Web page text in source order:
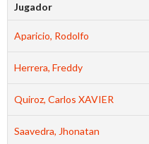
Jugador
Aparicio, Rodolfo
Herrera, Freddy
Quiroz, Carlos XAVIER
Saavedra, Jhonatan